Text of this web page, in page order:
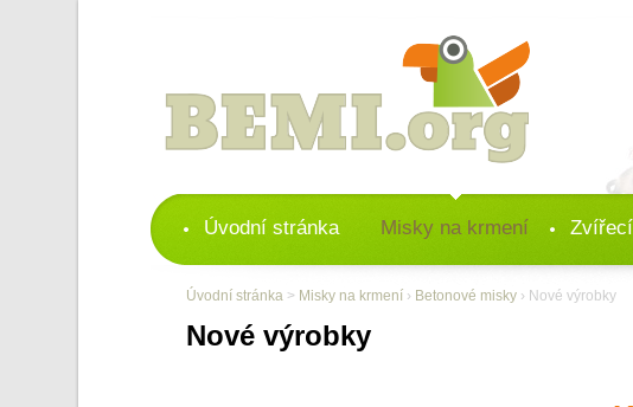
Úvodní stránka Misky na krmení
Úvodní stránka > Misky na krmení › Betonové misky › Nové výrobky
Nové výrobky